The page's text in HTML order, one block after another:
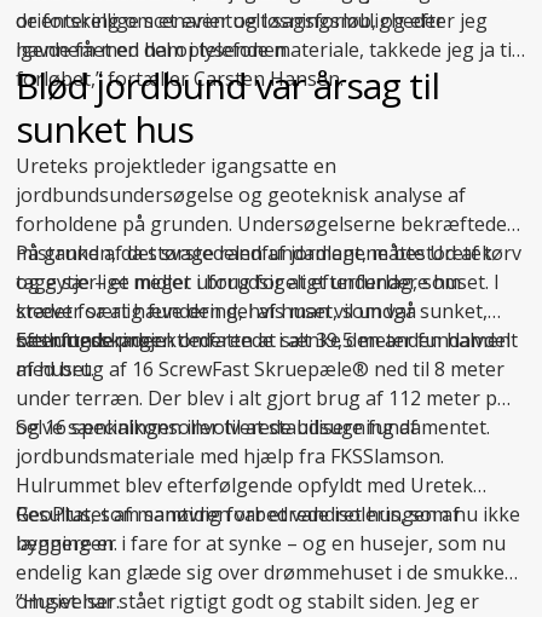
de forskellige scenarier og løsningsmuligheder
igennem med ham i telefonen.
orientering om et eventuelt sagsforløb, og efter jeg
havde fået en del oplysende materiale, takkede jeg ja til
forløbet,” fortæller Carsten Hansen.
Blød jordbund var årsag til
sunket hus
Ureteks projektleder igangsatte en
jordbundsundersøgelse og geoteknisk analyse af
forholdene på grunden. Undersøgelserne bekræftede
mistanken, da størstedelen af jordlagene bestod af tørv
og gytje – et meget uforudsigeligt underlag, som
kræver særlig fundering, hvis man vil undgå
sætningsskader.
På grund af det svage randfundament, måtte Uretek
tage særlige midler i brug for atefterfunderehuset. I
stedet for at hæve den del af huset, som var sunket,
besluttede projektlederen at sænke den anden halvdel
af huset.
Efterfunderingen omfattede i alt 39,5 meter fundament
med brug af 16 ScrewFast Skruepæle® ned til 8 meter
under terræn. Der blev i alt gjort brug af 112 meter pæl
og 16 specialkonsoller til atstabilisere fundamentet.
Selve sænkningen involverede udsugning af
jordbundsmateriale med hjælp fra FKSSlamson.
Hulrummet blev efterfølgende opfyldt med Uretek
GeoPlus, som samtidig forbedrede isoleringen af
bygningen.
Resultatet af manøvren var et vandret hus, som nu ikke
længere er i fare for at synke – og en husejer, som nu
endelig kan glæde sig over drømmehuset i de smukke
omgivelser.
”Huset har stået rigtigt godt og stabilt siden. Jeg er